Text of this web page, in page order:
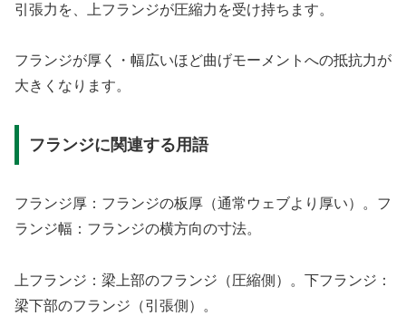
引張力を、上フランジが圧縮力を受け持ちます。
フランジが厚く・幅広いほど曲げモーメントへの抵抗力が
大きくなります。
フランジに関連する用語
フランジ厚：フランジの板厚（通常ウェブより厚い）。フ
ランジ幅：フランジの横方向の寸法。
上フランジ：梁上部のフランジ（圧縮側）。下フランジ：
梁下部のフランジ（引張側）。